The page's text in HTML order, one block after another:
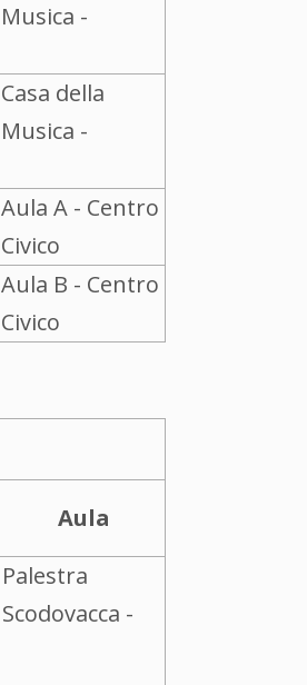
Musica -
Casa della
Musica -
Aula A - Centro
Civico
Aula B - Centro
Civico
Aula
Palestra
Scodovacca -